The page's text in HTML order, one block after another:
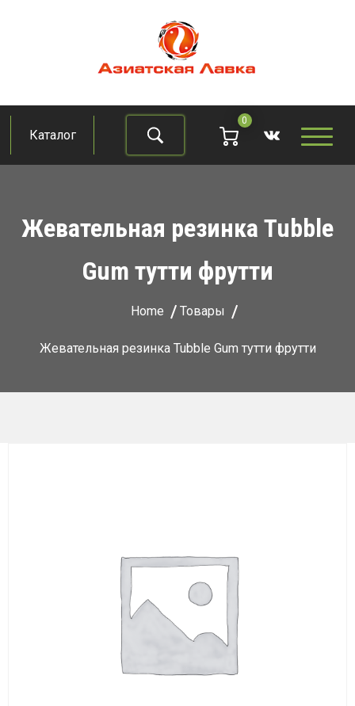
Азиатская лавка
Продукты из восточно-азиатских стран
Каталог
0
Жевательная резинка Tubble
Gum тутти фрутти
Home Товары
Жевательная резинка Tubble Gum тутти фрутти